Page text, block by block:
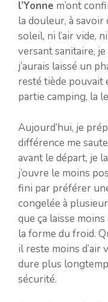
l’Yonne m’ont
la douleur, à savoir
soleil, ni l’air vide,
versant sanitaire, je
j’aurais laissé un
resté tiède pouvait
partie camping, la
Aujourd’hui, je
différence me
avant le départ, je
j’ouvre le moins
fini par préférer
congelée à
que ça laisse
la forme du froid.
il reste moins d’air
dure plus
sécurité.